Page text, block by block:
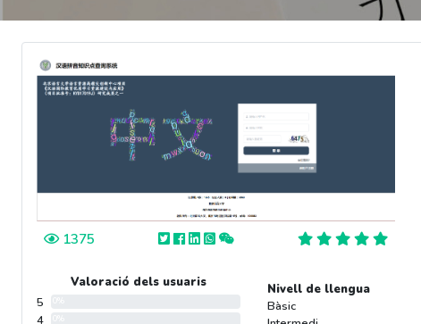
1375
Valoració dels usuaris
5
4
Nivell de llengua
Bàsic